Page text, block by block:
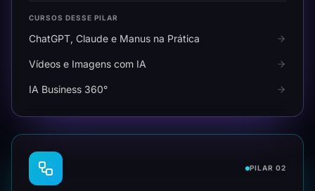
CURSOS DESSE PILAR
ChatGPT, Claude e Manus na Prática
Vídeos e Imagens com IA
IA Business 360°
PILAR 02